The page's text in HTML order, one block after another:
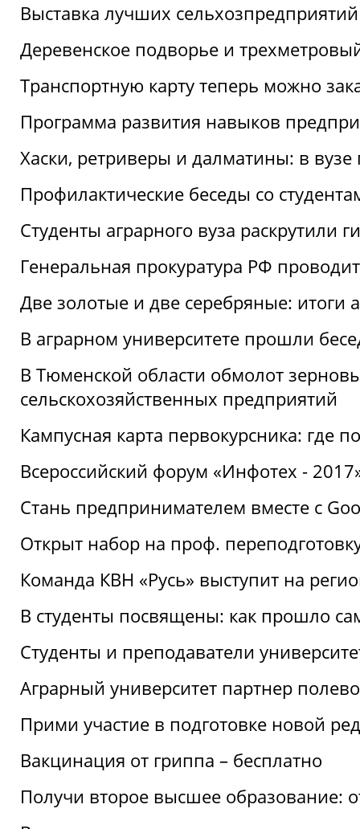
Выставка лучших
Деревенское подворье и
Транспортную карту теперь можно
Программа развития навыков
Хаски, ретриверы и далматины: в вузе
Профилактические беседы со
Студенты аграрного вуза раскрутили
Генеральная прокуратура РФ
Две золотые и две серебряные:
В аграрном университете прошли
В Тюменской области обмолот
сельскохозяйственных предприятий
Кампусная карта первокурсника: где
Всероссийский форум «Инфотех -
Стань предпринимателем вместе с
Открыт набор на проф.
Команда КВН «Русь» выступит на
В студенты посвящены: как прошло
Студенты и преподаватели
Аграрный университет партнер
Прими участие в подготовке новой
Вакцинация от гриппа – бесплатно
Получи второе высшее образование: